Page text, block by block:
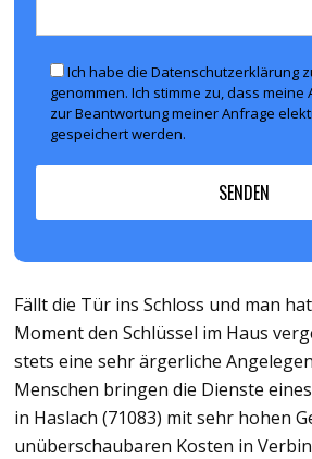
Ich habe die Datenschutzerklärung
genommen. Ich stimme zu, dass meine
zur Beantwortung meiner Anfrage
gespeichert werden.
Fällt die Tür ins Schloss und man
Moment den Schlüssel im Haus
stets eine sehr ärgerliche
Menschen bringen die Dienste
in Haslach (71083) mit sehr hohen
unüberschaubaren Kosten in